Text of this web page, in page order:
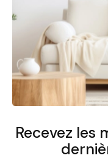
Recevez les